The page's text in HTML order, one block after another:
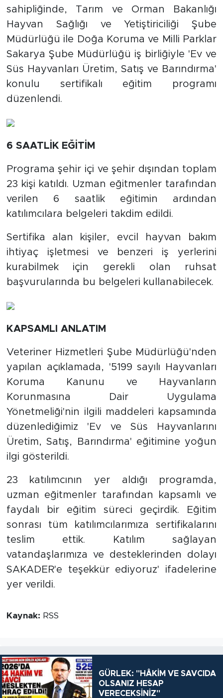
sahipliğinde, Tarım ve Orman Bakanlığı
Hayvan Sağlığı ve Yetiştiriciliği Şube
Müdürlüğü ile Doğa Koruma ve Milli Parklar
Sakarya Şube Müdürlüğü iş birliğiyle 'Ev ve
Süs Hayvanları Üretim, Satış ve Barındırma'
konulu sertifikalı eğitim programı
düzenlendi.
6 SAATLİK EĞİTİM
Programa şehir içi ve şehir dışından toplam
23 kişi katıldı. Uzman eğitmenler tarafından
verilen 6 saatlik eğitimin ardından
katılımcılara belgeleri takdim edildi.
Sertifika alan kişiler, evcil hayvan bakım
ihtiyaç işletmesi ve benzeri iş yerlerini
kurabilmek için gerekli olan ruhsat
başvurularında bu belgeleri kullanabilecek.
KAPSAMLI ANLATIM
Veteriner Hizmetleri Şube Müdürlüğü'nden
yapılan açıklamada, '5199 sayılı Hayvanları
Koruma Kanunu ve Hayvanların
Korunmasına Dair Uygulama
Yönetmeliği'nin ilgili maddeleri kapsamında
düzenlediğimiz 'Ev ve Süs Hayvanlarını
Üretim, Satış, Barındırma' eğitimine yoğun
ilgi gösterildi.
23 katılımcının yer aldığı programda,
uzman eğitmenler tarafından kapsamlı ve
faydalı bir eğitim süreci geçirdik. Eğitim
sonrası tüm katılımcılarımıza sertifikalarını
teslim ettik. Katılım sağlayan
vatandaşlarımıza ve desteklerinden dolayı
SAKADER'e teşekkür ediyoruz' ifadelerine
yer verildi.
Kaynak: RSS
GÜRLEK: "HÂKİM VE SAVCIDA
OLSANIZ HESAP
VERECEKSİNİZ"